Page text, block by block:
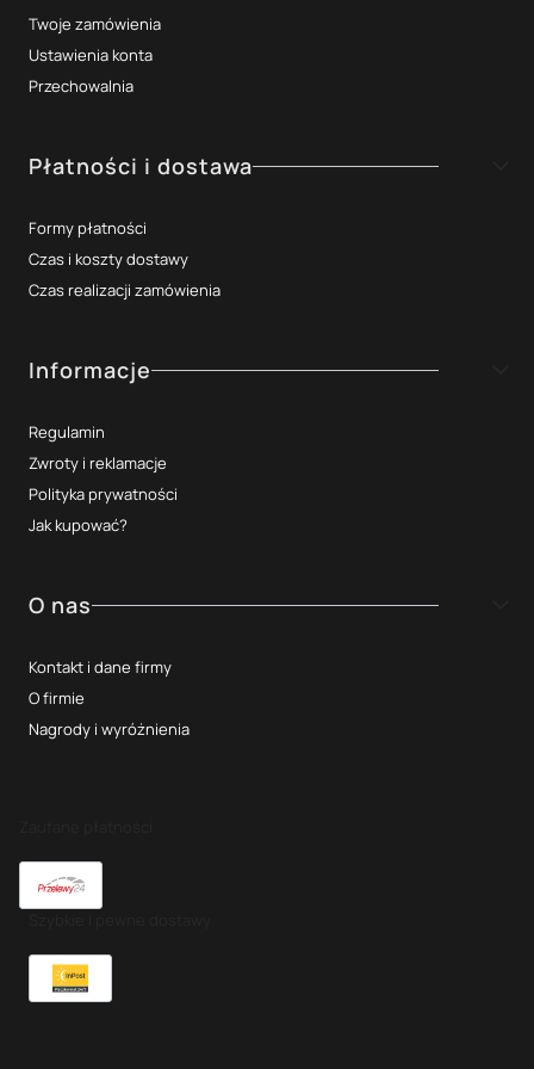
Twoje zamówienia
Ustawienia konta
Przechowalnia
Płatności i dostawa
Formy płatności
Czas i koszty dostawy
Czas realizacji zamówienia
Informacje
Regulamin
Zwroty i reklamacje
Polityka prywatności
Jak kupować?
O nas
Kontakt i dane firmy
O firmie
Nagrody i wyróżnienia